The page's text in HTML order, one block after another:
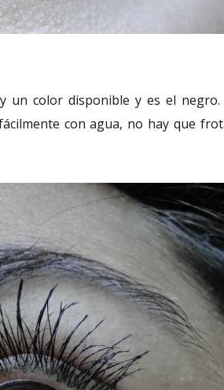
un color disponible y es el negro.
con agua, no hay que